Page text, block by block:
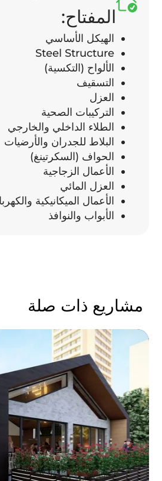
المفتاح:
الهيكل الأساسي
Steel Structure
الألواح (التكسية)
التسقيف
العزل
التركيبات الصحية
الطلاء الداخلي والخارجي
البلاط للجدران والأرضيات
الحواف (السكرتينغ)
الأعمال الزجاجية
العزل المائي
الأعمال الميكانيكية
الأبواب والنوافذ
مشاريع ذات صلة